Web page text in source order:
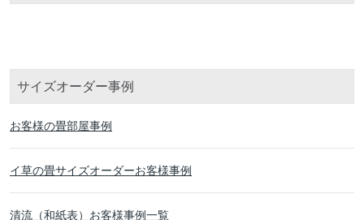
サイズオーダー事例
お客様の畳部屋事例
イ草の畳サイズオーダーお客様事例
清流（和紙表）お客様事例一覧